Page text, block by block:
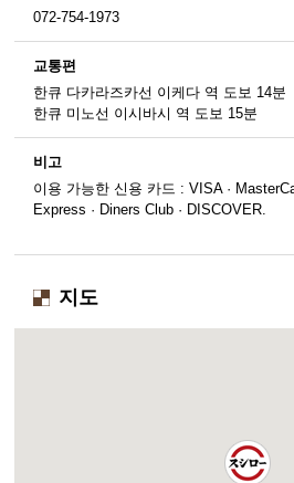
072-754-1973
교통편
한큐 다카라즈카선 이케다 역 도보 14분
한큐 미노선 이시바시 역 도보 15분
비고
이용 가능한 신용 카드 : VISA ·
Express · Diners Club · DISCOVER.
지도